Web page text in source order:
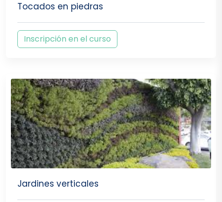
Tocados en piedras
Inscripción en el curso
Jardines verticales